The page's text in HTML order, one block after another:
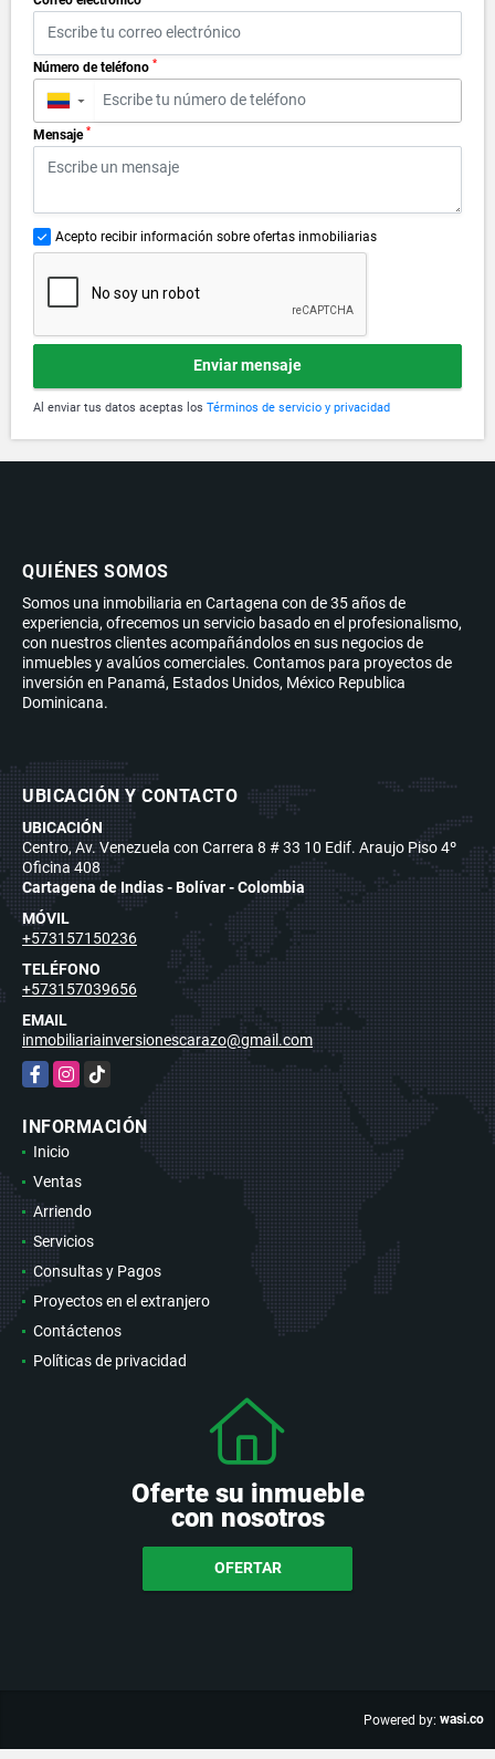
Número de teléfono *
▼
Mensaje *
Acepto recibir información sobre ofertas inmobiliarias
Enviar mensaje
Al enviar tus datos aceptas los Términos de servicio y privacidad
QUIÉNES SOMOS
Somos una inmobiliaria en Cartagena con de 35 años de
experiencia, ofrecemos un servicio basado en el profesionalismo,
con nuestros clientes acompañándolos en sus negocios de
inmuebles y avalúos comerciales. Contamos para proyectos de
inversión en Panamá, Estados Unidos, México Republica
Dominicana.
UBICACIÓN Y CONTACTO
UBICACIÓN
Centro, Av. Venezuela con Carrera 8 # 33 10 Edif. Araujo Piso 4º
Oficina 408
Cartagena de Indias - Bolívar - Colombia
MÓVIL
+573157150236
TELÉFONO
+573157039656
EMAIL
inmobiliariainversionescarazo@gmail.com
FacebookInstagram
TikTok
INFORMACIÓN
Inicio
Ventas
Arriendo
Servicios
Consultas y Pagos
Proyectos en el extranjero
Contáctenos
Políticas de privacidad
Oferte su inmueble
con nosotros
OFERTAR
Powered by: wasi.co